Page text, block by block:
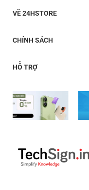
VỀ 24HSTORE
CHÍNH SÁCH
HỖ TRỢ